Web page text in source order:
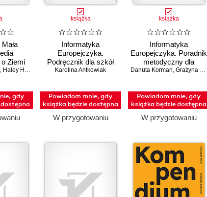
Ziemi
, Haley Hagerman
gdy
książka
Informatyka
Europejczyka.
Podręcznik dla szkół
ponadpodstawowych.
numerem
dopuszczenia)
Karolina Antkowiak
Powiadom mnie, gdy
książka będzie dostępna
W przygotowaniu
książka
Informatyka
Europejczyka. Poradnik
metodyczny dla
nauczycieli informatyki
Zakres podstawowy i
rozszerzony (Wydanie
II)
Danuta Korman, Grażyna Szabłowicz-Zawadzka
Powiadom mnie, gdy
książka będzie dostępna
W przygotowaniu